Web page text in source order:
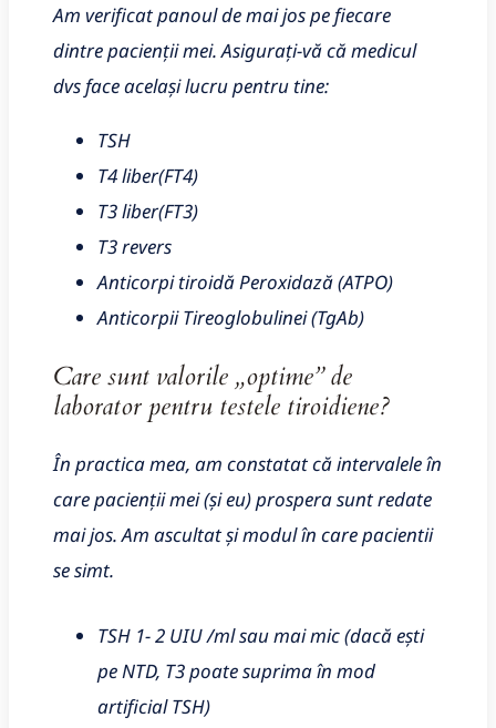
Am verificat panoul de mai jos pe fiecare
dintre pacienții mei. Asigurați-vă că medicul
dvs face același lucru pentru tine:
TSH
T4 liber(FT4)
T3 liber(FT3)
T3 revers
Anticorpi tiroidă Peroxidază (ATPO)
Anticorpii Tireoglobulinei (TgAb)
Care sunt valorile „optime” de
laborator pentru testele tiroidiene?
În practica mea, am constatat că intervalele în
care pacienții mei (și eu) prospera sunt redate
mai jos. Am ascultat și modul în care pacientii
se simt.
TSH 1- 2 UIU /ml sau mai mic (dacă ești
pe NTD, T3 poate suprima în mod
artificial TSH)